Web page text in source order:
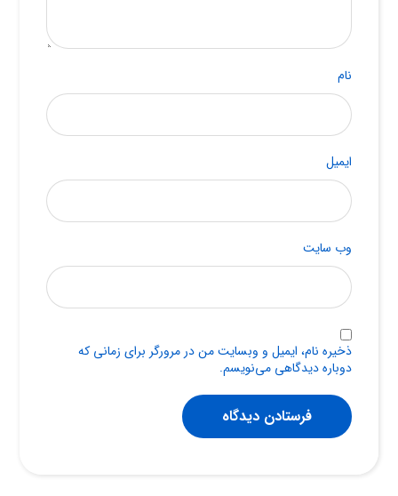
نام
ایمیل
وب‌ سایت
ذخیره نام، ایمیل و وبسایت من در مرورگر برای زمانی که
دوباره دیدگاهی می‌نویسم.
فرستادن دیدگاه